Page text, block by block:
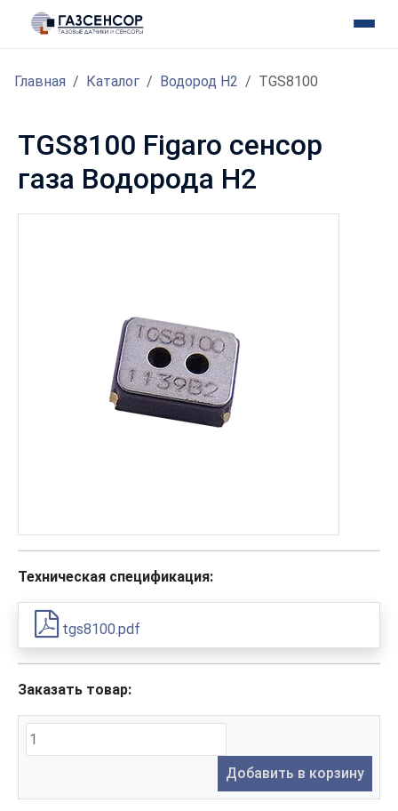
Главная Каталог Водород H2 TGS8100
TGS8100 Figaro сенсор
газа Водорода H2
Техническая спецификация:
tgs8100.pdf
Заказать товар:
Добавить в корзину